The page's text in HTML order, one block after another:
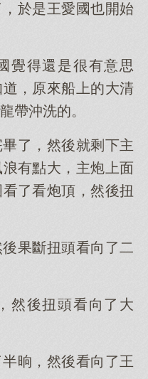
於是王愛國也開始
覺得還是很有意思
，原來船上的大清
帶沖洗的。
了，然後就剩下主
有點大，主炮上面
了看炮頂，然後扭
果斷扭頭看向了二
然後扭頭看向了大
晌，然後看向了王